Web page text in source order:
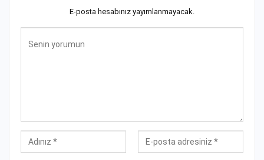
E-posta hesabınız yayımlanmayacak.